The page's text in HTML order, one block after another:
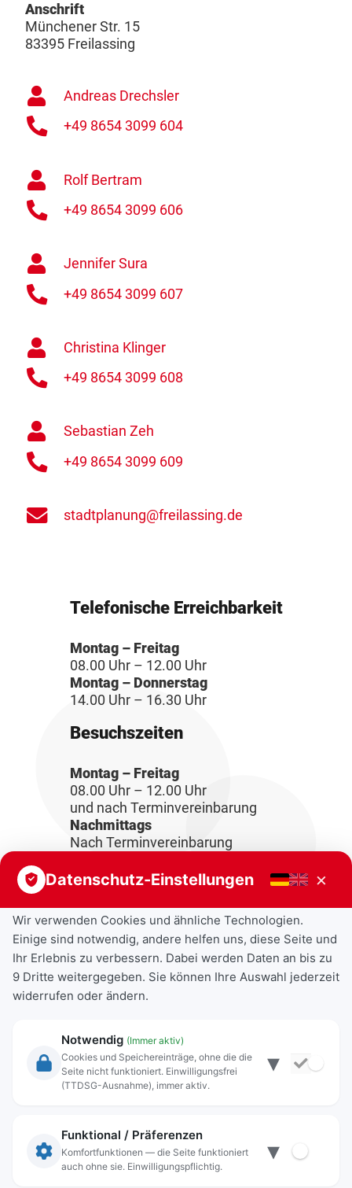
Anschrift
Münchener Str. 15
83395 Freilassing
Andreas Drechsler
+49 8654 3099 604
Rolf Bertram
+49 8654 3099 606
Jennifer Sura
+49 8654 3099 607
Christina Klinger
+49 8654 3099 608
Sebastian Zeh
+49 8654 3099 609
stadtplanung@freilassing.de
Telefonische Erreichbarkeit
Montag – Freitag
08.00 Uhr – 12.00 Uhr
Montag – Donnerstag
14.00 Uhr – 16.30 Uhr
Besuchszeiten
Montag – Freitag
08.00 Uhr – 12.00 Uhr
und nach Terminvereinbarung
Nachmittags
Nach Terminvereinbarung
Rechtliche Angaben
Datenschutz
Anschrift
Datenschutz-Einstellungen ×
Wir verwenden Cookies und ähnliche Technologien.
Einige sind notwendig, andere helfen uns, diese Seite und
Ihr Erlebnis zu verbessern. Dabei werden Daten an bis zu
9 Dritte weitergegeben. Sie können Ihre Auswahl jederzeit
widerrufen oder ändern.
Notwendig (Immer aktiv)
Cookies und Speichereinträge, ohne die die
Seite nicht funktioniert. Einwilligungsfrei
(TTDSG-Ausnahme), immer aktiv.
▾
Funktional / Präferenzen
Komfortfunktionen — die Seite funktioniert
auch ohne sie. Einwilligungspflichtig.
▾